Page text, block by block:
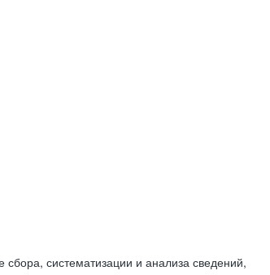
систематизации и анализа сведений,